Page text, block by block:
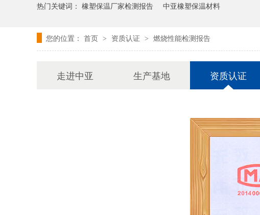
热门关键词： 橡塑保温厂家检测报告 中亚橡塑保温材料
您的位置： 首页 > 资质认证 > 燃烧性能检测报告
走进中亚 生产基地 资质认证